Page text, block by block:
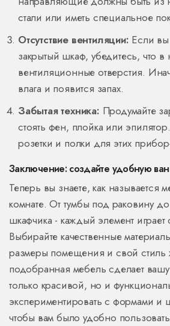
стали или иметь специальное
Отсутствие вентиляции: Если
закрытый шкаф, убедитесь, что в
вентиляционные отверстия.
влага и появится запах.
Забытая техника: Продумайте
стоять фен, плойка или
розетки и полки для этих
Заключение: создайте удобную
Теперь вы знаете, как называется
комнате. От тумбы под раковину
шкафчика - каждый элемент
Выбирайте качественные
размеры помещения и свой
подобранная мебель сделает
только красивой, но и
экспериментировать с формами и
чтобы вам было удобно